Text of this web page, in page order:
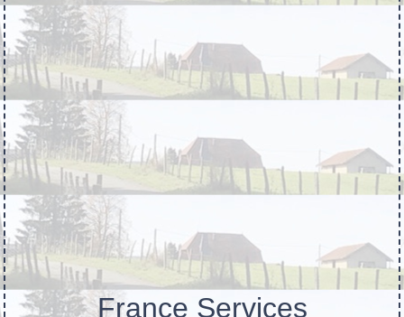
France Services